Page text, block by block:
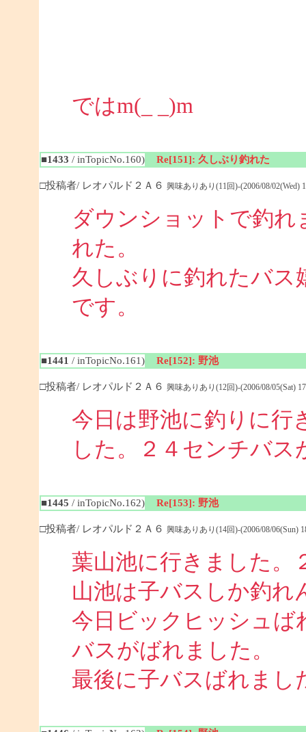
ではm(_ _)m
■1433 / inTopicNo.160) Re[151]: 久しぶり釣れた
□投稿者/ レオパルド２Ａ６ 興味ありあり(11回)-(2006/08/02(Wed)
ダウンショットで釣
れた。
久しぶりに釣れたバス
です。
■1441 / inTopicNo.161) Re[152]: 野池
□投稿者/ レオパルド２Ａ６ 興味ありあり(12回)-(2006/08/05(Sat)
今日は野池に釣りに行
した。２４センチバス
■1445 / inTopicNo.162) Re[153]: 野池
□投稿者/ レオパルド２Ａ６ 興味ありあり(14回)-(2006/08/06(Sun)
葉山池に行きました。
山池は子バスしか釣れ
今日ビックヒッシュば
バスがばれました。
最後に子バスばれまし